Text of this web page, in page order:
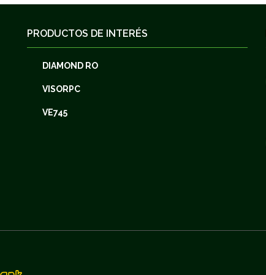
PRODUCTOS DE INTERÉS
DIAMOND RO
VISORPC
VE745